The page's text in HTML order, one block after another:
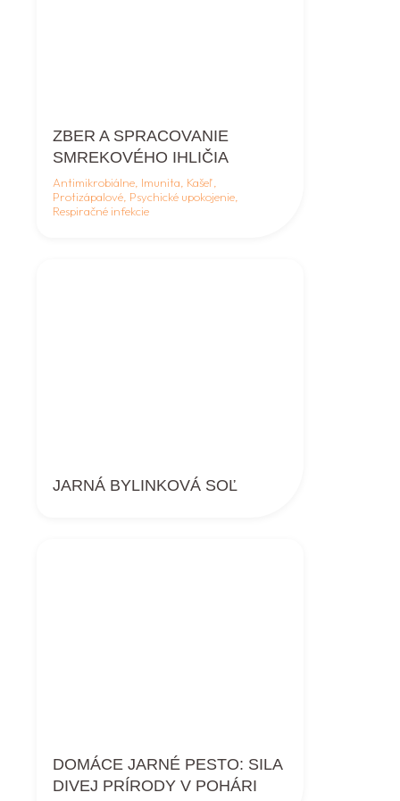
ZBER A SPRACOVANIE
SMREKOVÉHO IHLIČIA
Antimikrobiálne, Imunita, Kašeľ,
Protizápalové, Psychické upokojenie,
Respiračné infekcie
JARNÁ BYLINKOVÁ SOĽ
DOMÁCE JARNÉ PESTO: SILA
DIVEJ PRÍRODY V POHÁRI